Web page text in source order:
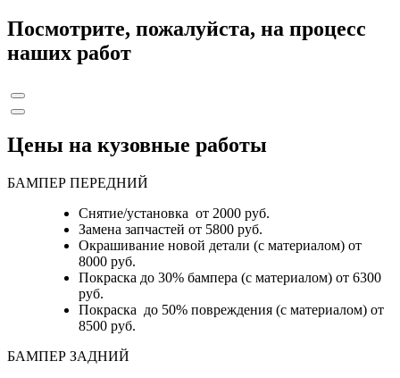
Посмотрите, пожалуйста, на процесс
наших работ
Цены на кузовные работы
БАМПЕР ПЕРЕДНИЙ
Снятие/установка от 2000 руб.
Замена запчастей от 5800 руб.
Окрашивание новой детали (с материалом) от
8000 руб.
Покраска до 30% бампера (с материалом) от 6300
руб.
Покраска до 50% повреждения (с материалом) от
8500 руб.
БАМПЕР ЗАДНИЙ